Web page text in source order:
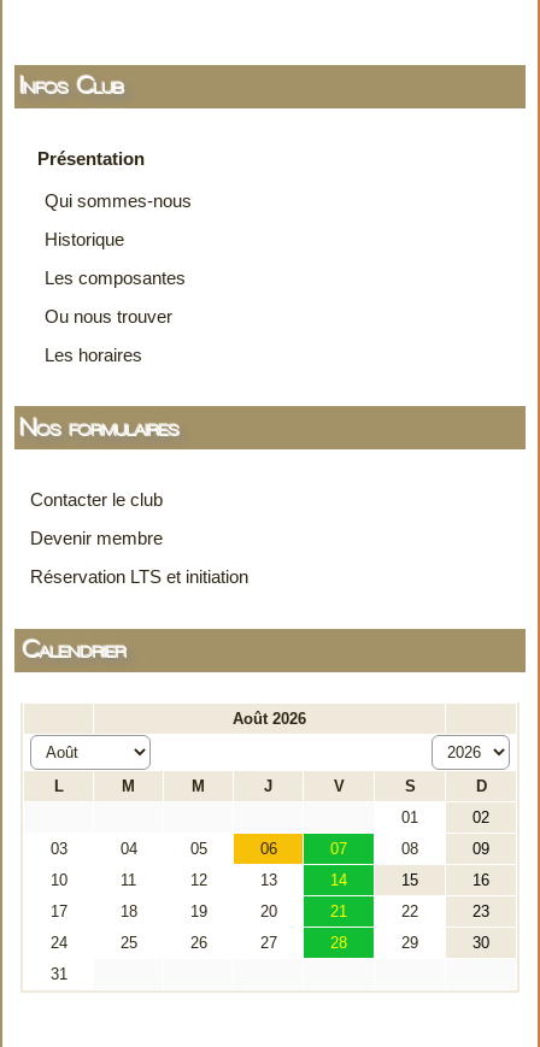
Infos Club
Présentation
Qui sommes-nous
Historique
Les composantes
Ou nous trouver
Les horaires
Nos formulaires
Contacter le club
Devenir membre
Réservation LTS et initiation
Calendrier